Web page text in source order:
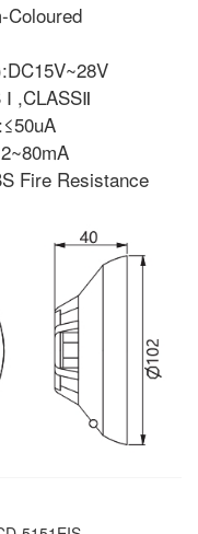
Coloured
,CLASSⅡ
Fire Resistance